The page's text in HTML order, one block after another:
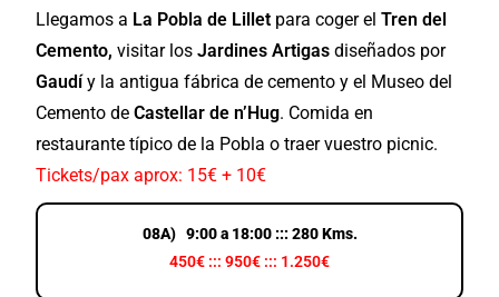
Llegamos a La Pobla de Lillet para coger elTren del
Cemento, visitar losJardines Artigas diseñados por
Gaudíy la antigua fábrica de cemento y el Museo del
Cemento deCastellar de n’Hug. Comida en
restaurante típico de la Pobla o traer vuestro picnic.
Tickets/pax aprox: 15€ + 10€
08A) 9:00 a 18:00 ::: 280 Kms.
450€ ::: 950€ ::: 1.250€